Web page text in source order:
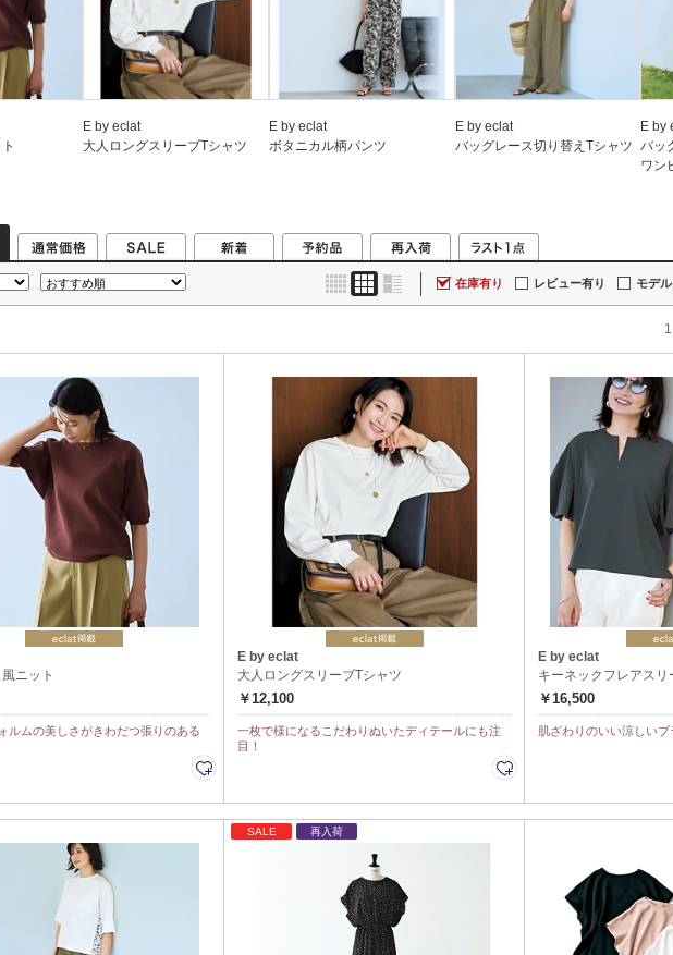
E by eclat
大人ロングスリーブTシャツ
E by eclat
ボタニカル柄パンツ
E by eclat
バッグレース切り替えTシャツ
E by
バッ
ワン
在庫有り レビュー有り モデ
ニット
ルムの美しさがきわだつ張りのある
E by eclat
大人ロングスリーブTシャツ
￥12,100
一枚で様になるこだわりぬいたディテールにも注
目！
E by eclat
キーネックフレアスリ
￥16,500
肌ざわりのいい涼しいブ
SALE 再入荷